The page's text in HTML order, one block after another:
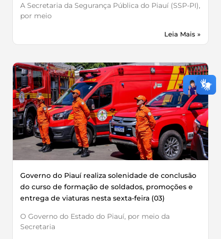
A Secretaria da Segurança Pública do Piauí (SSP-PI),
por meio
Leia Mais »
Governo do Piauí realiza solenidade de conclusão
do curso de formação de soldados, promoções e
entrega de viaturas nesta sexta-feira (03)
O Governo do Estado do Piauí, por meio da
Secretaria